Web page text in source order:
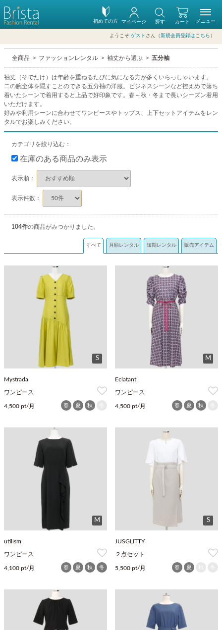
初めての方 カート
マイページ 探す
ようこそ ゲスト さん（新規会員登録はこちら ）
メニュー
全商品 ファッションレンタル 袖丈から選ぶ 五分袖
袖丈（そでたけ）は年齢を重ねるたびに気になる方が多くいらっしゃいます。
二の腕全体を隠すことのできる五分袖の洋服。ビジネスシーンなど控えめで落ち
着いたシーンで着用すると上品で好印象です。春～秋・冬まで長いシーズン着用
いただけます。
好みや利用シーンに合わせてワンピースやトップス、上下セットアイテムをレン
タルでお楽しみください。
カテゴリを絞り込む：
在庫のある商品のみ表示
表示順：
表示件数：
104件の商品がみつかりました。
すべて 月額レンタル 短期レンタル 販売アイテム
S
Mystrada
ワンピース
4,500 pt/月 春 夏 秋
M
Eclatant
ワンピース
4,500 pt/月 春 夏 秋
M
utilism
ワンピース
4,100 pt/月 春 夏 秋 冬
S
JUSGLITTY
２点セット
5,500 pt/月 春 夏